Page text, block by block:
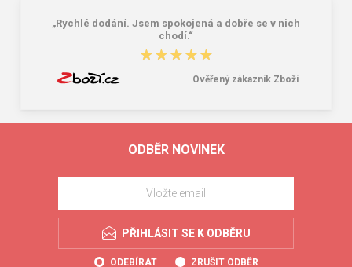
„Rychlé dodání. Jsem spokojená a dobře se v nich
chodí.“
★★★★★
★★★★★
Ověřený zákazník Zboží
ODBĚR NOVINEK
PŘIHLÁSIT SE K ODBĚRU
ODEBÍRAT ZRUŠIT ODBĚR